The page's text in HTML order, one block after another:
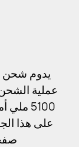
يدوم شحن
عملية
5100 ملي أمبير
على هذا الجهاز